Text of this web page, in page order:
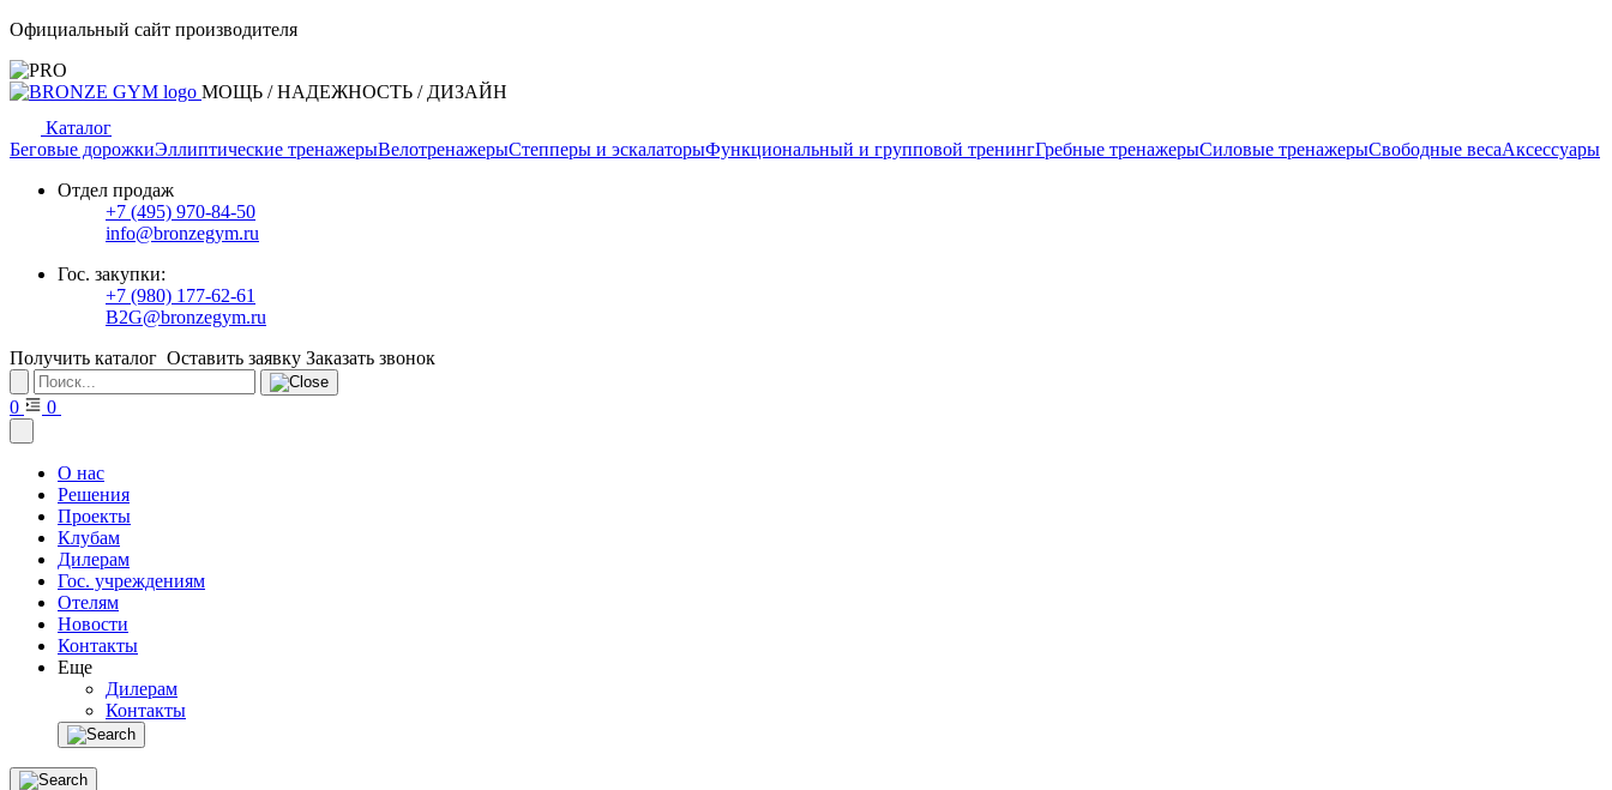
Официальный сайт производителя
МОЩЬ / НАДЕЖНОСТЬ / ДИЗАЙН
Каталог
Беговые дорожкиЭллиптические тренажерыВелотренажерыСтепперы и эскалаторыФункциональный и групповой тренингГребные тренажерыСиловые тренажерыСвободные весаАксессуары
Отдел продаж
+7 (495) 970-84-50
info@bronzegym.ru
Гос. закупки:
+7 (980) 177-62-61
B2G@bronzegym.ru
Получить каталог Оставить заявку Заказать звонок
0 0
О нас
Решения
Проекты
Клубам
Дилерам
Гос. учреждениям
Отелям
Новости
Контакты
Еще
Дилерам
Контакты